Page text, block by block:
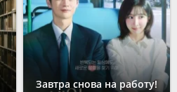
Завтра снова на работу!